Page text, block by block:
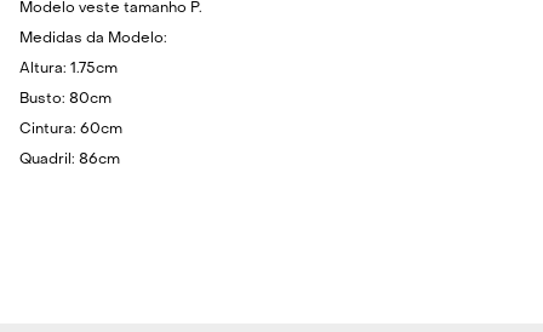
Modelo veste tamanho P.
Medidas da Modelo:
Altura: 1.75cm
Busto: 80cm
Cintura: 60cm
Quadril: 86cm